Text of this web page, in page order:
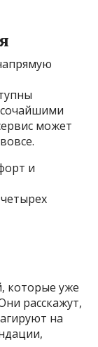
может
и
которые уже
расскажут,
на